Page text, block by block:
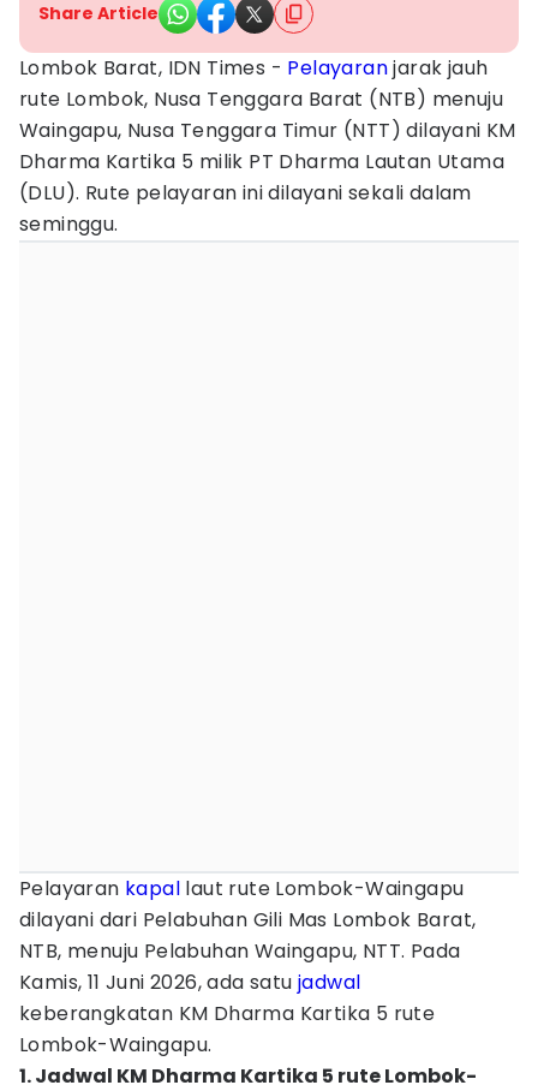
Share Article
Lombok Barat, IDN Times - Pelayaranjarak jauh
rute Lombok, Nusa Tenggara Barat (NTB) menuju
Waingapu, Nusa Tenggara Timur (NTT) dilayani KM
Dharma Kartika 5 milik PT Dharma Lautan Utama
(DLU). Rute pelayaran ini dilayani sekali dalam
seminggu.
Pelayaran kapal laut rute Lombok-Waingapu
dilayani dari Pelabuhan Gili Mas Lombok Barat,
NTB, menuju Pelabuhan Waingapu, NTT. Pada
Kamis, 11 Juni 2026, ada satu jadwal
keberangkatan KM Dharma Kartika 5 rute
Lombok-Waingapu.
1. Jadwal KM Dharma Kartika 5 rute Lombok-